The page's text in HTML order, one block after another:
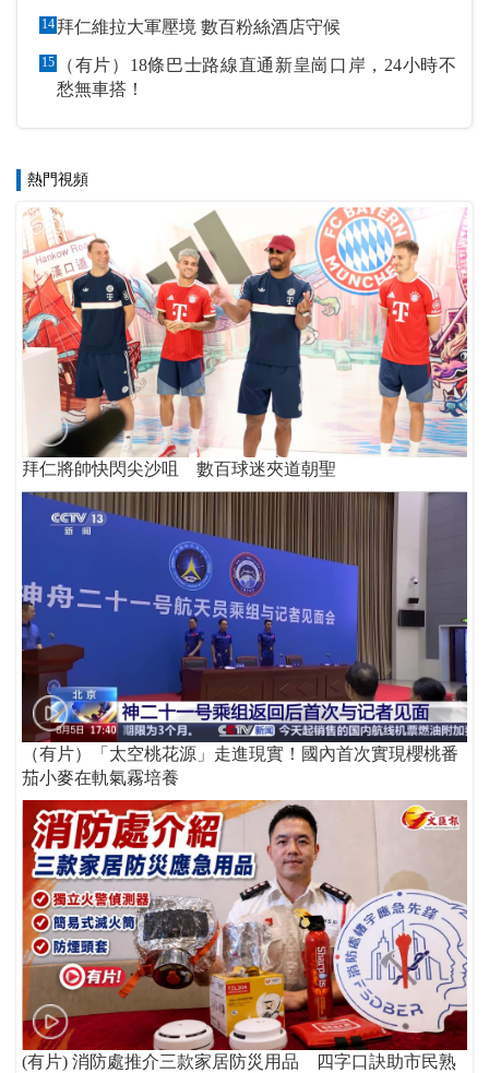
14 拜仁維拉大軍壓境 數百粉絲酒店守候
15
（有片）18條巴士路線直通新皇崗口岸，24小時不
愁無車搭！
熱門視頻
拜仁將帥快閃尖沙咀 數百球迷夾道朝聖
（有片）「太空桃花源」走進現實！國內首次實現櫻桃番
茄小麥在軌氣霧培養
(有片) 消防處推介三款家居防災用品 四字口訣助市民熟